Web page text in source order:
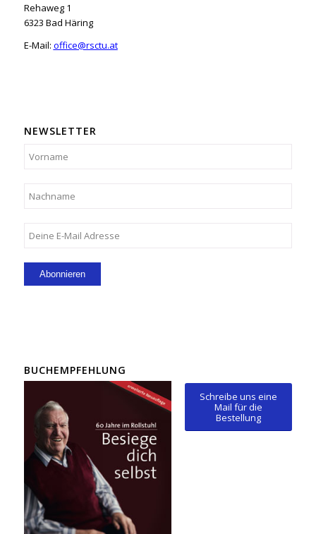
Rehaweg 1
6323 Bad Häring
E-Mail: office@rsctu.at
NEWSLETTER
BUCHEMPFEHLUNG
Schreibe uns eine
Mail für die
Bestellung